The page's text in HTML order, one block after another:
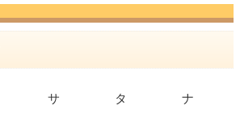
サ タ ナ